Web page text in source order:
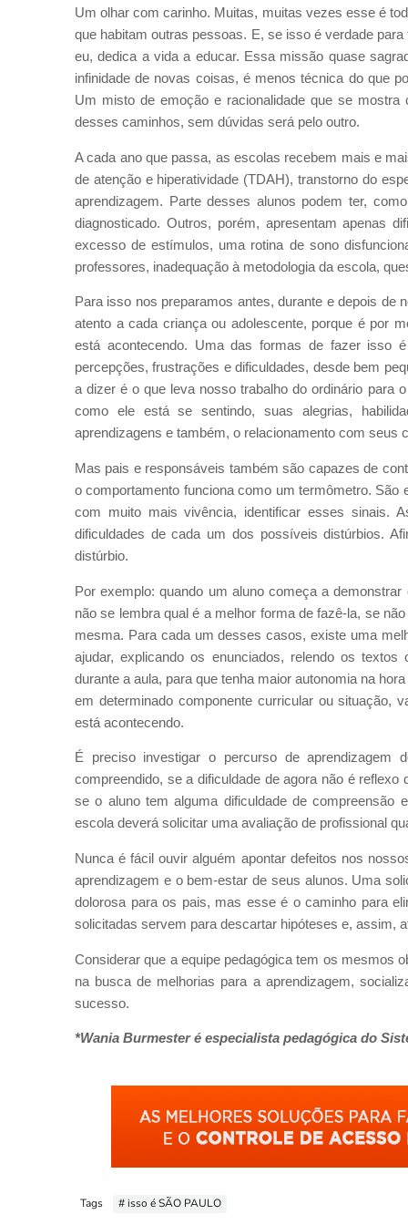
Um olhar com carinho. Muitas, muitas vezes esse é
que habitam outras pessoas. E, se isso é verdade
eu, dedica a vida a educar. Essa missão quase
infinidade de novas coisas, é menos técnica do que
Um misto de emoção e racionalidade que se
desses caminhos, sem dúvidas será pelo outro.
A cada ano que passa, as escolas recebem mais e
de atenção e hiperatividade (TDAH), transtorno do
aprendizagem. Parte desses alunos podem ter,
diagnosticado. Outros, porém, apresentam apenas
excesso de estímulos, uma rotina de sono
professores, inadequação à metodologia da escola,
Para isso nos preparamos antes, durante e depois de
atento a cada criança ou adolescente, porque é por
está acontecendo. Uma das formas de fazer isso
percepções, frustrações e dificuldades, desde bem
a dizer é o que leva nosso trabalho do ordinário para
como ele está se sentindo, suas alegrias,
aprendizagens e também, o relacionamento com seus
Mas pais e responsáveis também são capazes de
o comportamento funciona como um termômetro.
com muito mais vivência, identificar esses sinais.
dificuldades de cada um dos possíveis distúrbios.
distúrbio.
Por exemplo: quando um aluno começa a
não se lembra qual é a melhor forma de fazê-la, se
mesma. Para cada um desses casos, existe uma
ajudar, explicando os enunciados, relendo os
durante a aula, para que tenha maior autonomia na
em determinado componente curricular ou situação,
está acontecendo.
É preciso investigar o percurso de
compreendido, se a dificuldade de agora não é
se o aluno tem alguma dificuldade de
escola deverá solicitar uma avaliação de profissional
Nunca é fácil ouvir alguém apontar defeitos nos
aprendizagem e o bem-estar de seus alunos. Uma
dolorosa para os pais, mas esse é o caminho para
solicitadas servem para descartar hipóteses e, assim,
Considerar que a equipe pedagógica tem os mesmos
na busca de melhorias para a aprendizagem,
sucesso.
*Wania Burmester é especialista pedagógica do
Tags # isso é SÃO PAULO